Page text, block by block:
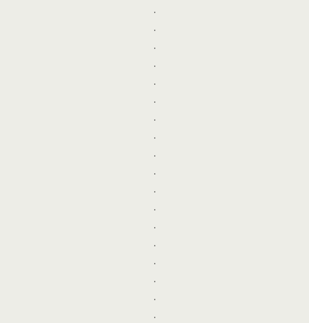
.
.
.
.
.
.
.
.
.
.
.
.
.
.
.
.
.
.